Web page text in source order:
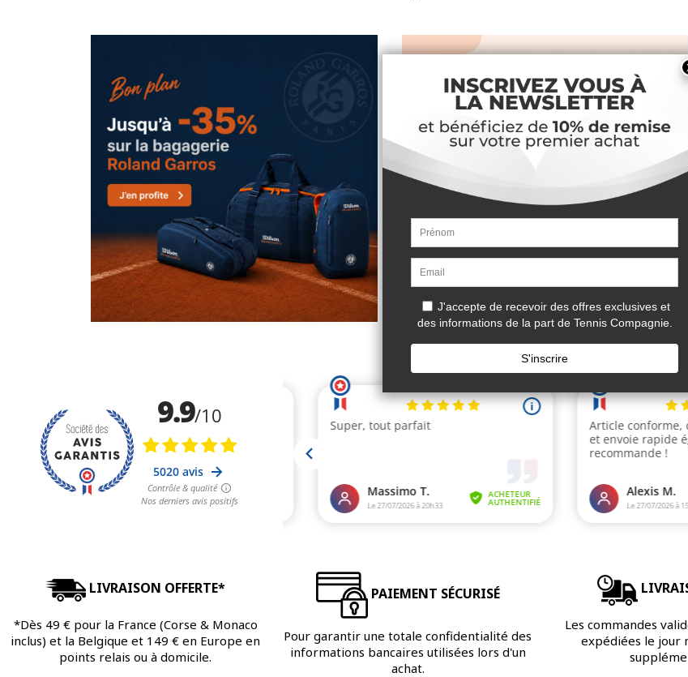
LIVRAISON OFFERTE*
*Dès 49 € pour la France (Corse & Monaco
inclus) et la Belgique et 149 € en Europe en
points relais ou à domicile.
PAIEMENT SÉCURISÉ
Pour garantir une totale confidentialité des
informations bancaires utilisées lors d'un
achat.
Les commandes
expédiées le jour